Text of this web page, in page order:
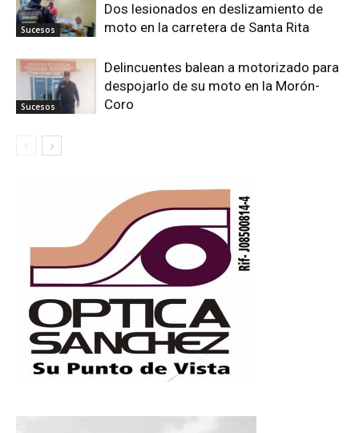
Sucesos
Dos lesionados en deslizamiento de
moto en la carretera de Santa Rita
Sucesos
Delincuentes balean a motorizado para
despojarlo de su moto en la Morón-
Coro